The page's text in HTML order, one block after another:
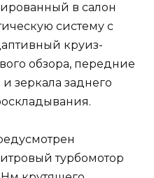
в салон
систему с
круиз-
обзора, передние
зеркала заднего
турбомотор